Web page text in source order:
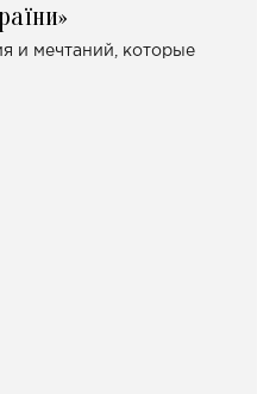
и мечтаний, которые